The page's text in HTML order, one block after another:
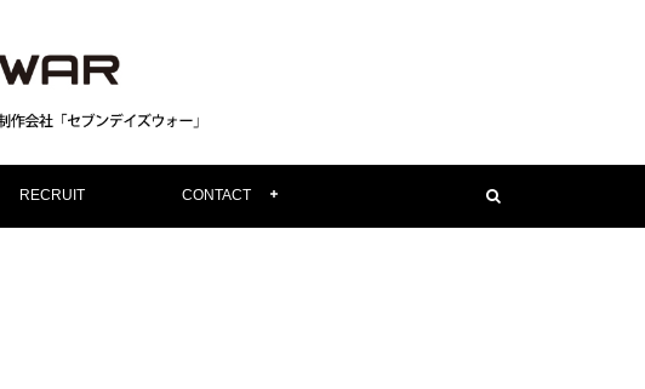
RECRUIT CONTACT